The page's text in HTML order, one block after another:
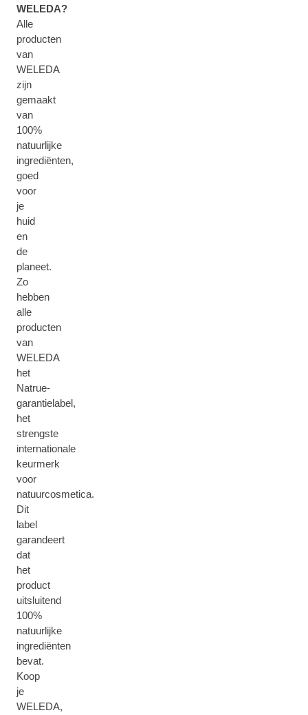
WELEDA?
Alle
producten
van
WELEDA
zijn
gemaakt
van
100%
natuurlijke
ingrediënten,
goed
voor
je
huid
en
de
planeet.
Zo
hebben
alle
producten
van
WELEDA
het
Natrue-
garantielabel,
het
strengste
internationale
keurmerk
voor
natuurcosmetica.
Dit
label
garandeert
dat
het
product
uitsluitend
100%
natuurlijke
ingrediënten
bevat.
Koop
je
WELEDA,